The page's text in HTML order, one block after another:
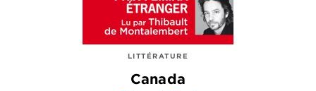
LITTÉRATURE
Canada